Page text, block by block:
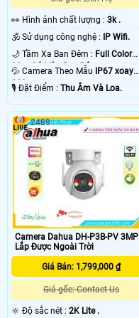
️👀 Hình ảnh chất lượng : 3k .
🕉️ Sử dụng công nghệ : IP Wifi.
🌙 Tầm Xa Ban Đêm : Full Color
30m Có Màu Ban Ðêm.
💦 Camera Theo Mẫu IP67 xoay
360.
️🎙 Đặt Điểm : Thu Âm Và Loa.
Camera Dahua DH-P3B-PV 3MP
Lắp Được Ngoài Trời
Giá Bán: 1,799,000 ₫
Giá gốc: Contact Us
🔆 Độ sắc nét : 2K Lite .
2489